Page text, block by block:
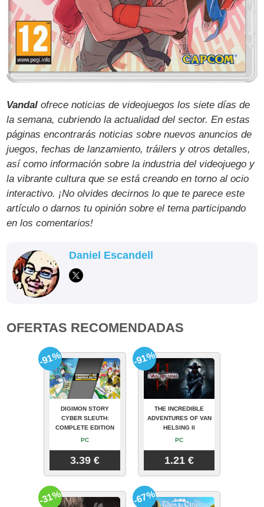
Vandal ofrece noticias de videojuegos los siete días de
la semana, cubriendo la actualidad del sector. En estas
páginas encontrarás noticias sobre nuevos anuncios de
juegos, fechas de lanzamiento, tráilers y otros detalles,
así como información sobre la industria del videojuego y
la vibrante cultura que se está creando en torno al ocio
interactivo. ¡No olvides decirnos lo que te parece este
artículo o darnos tu opinión sobre el tema participando
en los comentarios!
Daniel Escandell
OFERTAS RECOMENDADAS
DIGIMON STORY
CYBER SLEUTH:
COMPLETE EDITION
PC
3.39 €
-91%
THE INCREDIBLE
ADVENTURES OF VAN
HELSING II
PC
1.21 €
-91%
-31% -67%